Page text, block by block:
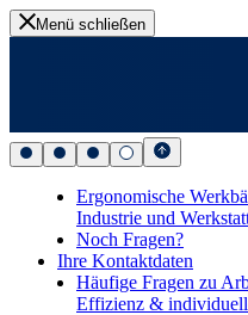
Menü schließen
Ergonomische
Industrie und
Noch Fragen?
Ihre Kontaktdaten
Häufige Fragen zu
Effizienz &